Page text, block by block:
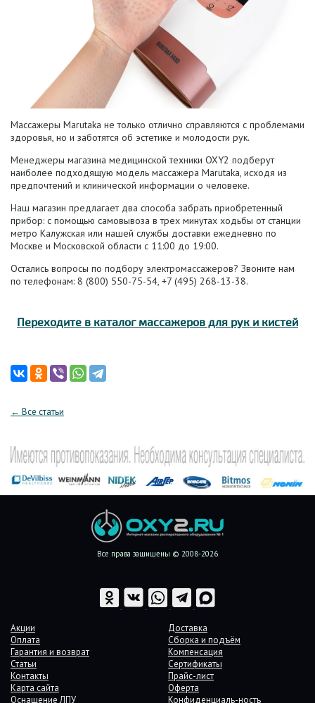
Массажеры Marutaka не только отлично справляются с проблемами
здоровья, но и заботятся об эстетике и молодости рук.
Менеджеры магазина медицинской техники OXY2 подберут
наиболее подходящую модель массажера Marutaka, исходя из
предпочтений и клинической информации о человеке.
Наш магазин предлагает два способа забрать приобретенный
прибор: с помощью самовывоза в трех минутах ходьбы от станции
метро Калужская или нашей службы доставки ежедневно по
Москве и Московской области с 11:00 до 19:00.
Остались вопросы по подбору электромассажеров? Звоните нам
по телефонам: 8 (800) 550-75-54, +7 (495) 268-13-38.
Переходите в каталог массажеров для рук и кистей
← Все статьи
Все права защищены © 2008-2026
Акции
Доставка
Оплата
Сборка и подъём
Гарантия и возврат
Компенсация
Статьи
Сертификаты
Контакты
Прайс-лист
Карта сайта
Оферта
Оснащение ЛПУ
Конфиденциаль-ность